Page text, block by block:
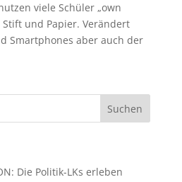
viele Schüler „own
Stift und Papier. Verändert
Smartphones aber auch der
Die Politik-LKs erleben